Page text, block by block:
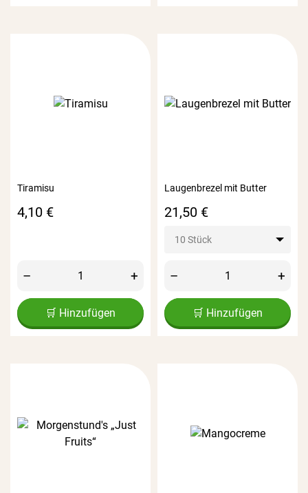
Tiramisu
Preis
4,10 €
– +
🛒 Hinzufügen
Laugenbrezel mit Butter
Preis
21,50 €
10 Stück
– +
🛒 Hinzufügen